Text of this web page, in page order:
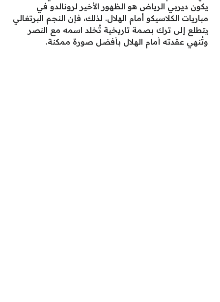
يكون ديربي الرياض هو الظهور الأخير لرونالدو في
مباريات الكلاسيكو أمام الهلال. لذلك، فإن النجم البرتغالي
يتطلع إلى ترك بصمة تاريخية تُخلد اسمه مع النصر
وتُنهي عقدته أمام الهلال بأفضل صورة ممكنة.